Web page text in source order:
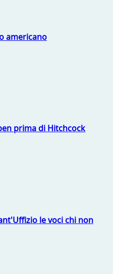
americano
prima di Hitchcock
le voci chi non